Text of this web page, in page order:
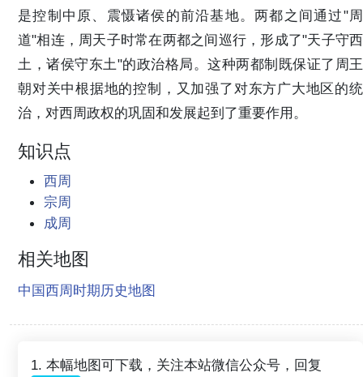
是控制中原、震慑诸侯的前沿基地。两都之间通过"周
道"相连，周天子时常在两都之间巡行，形成了"天子守西
土，诸侯守东土"的政治格局。这种两都制既保证了周王
朝对关中根据地的控制，又加强了对东方广大地区的统
治，对西周政权的巩固和发展起到了重要作用。
知识点
西周
宗周
成周
相关地图
中国西周时期历史地图
1. 本幅地图可下载，关注本站微信公众号，回复